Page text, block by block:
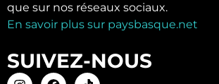
que sur nos réseaux sociaux.
En savoir plus sur paysbasque.net
SUIVEZ-NOUS